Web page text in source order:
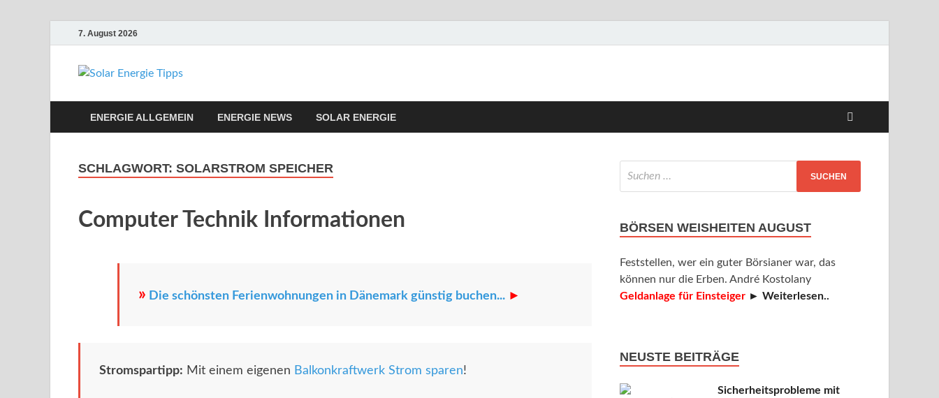
7. August 2026
Solar Energie Tipps
ENERGIE ALLGEMEIN ENERGIE NEWS SOLAR ENERGIE
SCHLAGWORT: SOLARSTROM SPEICHER
Computer Technik Informationen
» Die schönsten Ferienwohnungen in Dänemark günstig buchen... ►
Stromspartipp: Mit einem eigenen Balkonkraftwerk Strom sparen!
BÖRSEN WEISHEITEN AUGUST
Feststellen, wer ein guter Börsianer war, das
können nur die Erben. André Kostolany
Geldanlage für Einsteiger ► Weiterlesen..
NEUSTE BEITRÄGE
Sicherheitsprobleme mit